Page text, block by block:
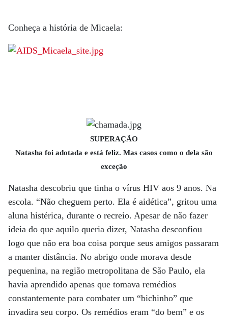
Conheça a história de Micaela:
SUPERAÇÃO
Natasha foi adotada e está feliz. Mas casos como o dela são
exceção
Natasha descobriu que tinha o vírus HIV aos 9 anos. Na
escola. “Não cheguem perto. Ela é aidética”, gritou uma
aluna histérica, durante o recreio. Apesar de não fazer
ideia do que aquilo queria dizer, Natasha desconfiou
logo que não era boa coisa porque seus amigos passaram
a manter distância. No abrigo onde morava desde
pequenina, na região metropolitana de São Paulo, ela
havia aprendido apenas que tomava remédios
constantemente para combater um “bichinho” que
invadira seu corpo. Os remédios eram “do bem” e os